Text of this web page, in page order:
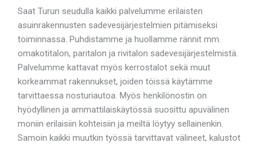
Saat Turun seudulla kaikki palvelumme erilaisten
asuinrakennusten sadevesijärjestelmien pitämiseksi
toiminnassa. Puhdistamme ja huollamme rännit mm.
omakotitalon, paritalon ja rivitalon sadevesijärjestelmistä.
Palvelumme kattavat myös kerrostalot sekä muut
korkeammat rakennukset, joiden töissä käytämme
tarvittaessa nosturiautoa. Myös henkilönostin on
hyödyllinen ja ammattilaiskäytössä suosittu apuvälinen
moniin erilaisiin kohteisiin ja meiltä löytyy sellainenkin.
Samoin kaikki muutkin työssä tarvittavat välineet, kalustot